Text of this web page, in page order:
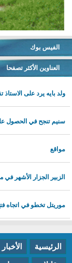
الفيس بوك
العناوين الأكثر تصفحا
ولد بايه يرد على
سنيم تنجح في الحصول
مواقع
الزبير الجزار الأشهر في
موريتل تخطو في اتجاه
الرئيسية الأخبار